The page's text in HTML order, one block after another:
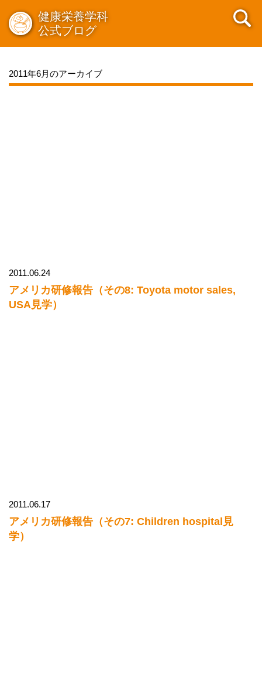
健康栄養学科
公式ブログ
2011年6月のアーカイブ
2011.06.24
アメリカ研修報告（その8: Toyota motor sales,
USA見学）
2011.06.17
アメリカ研修報告（その7: Children hospital見
学）